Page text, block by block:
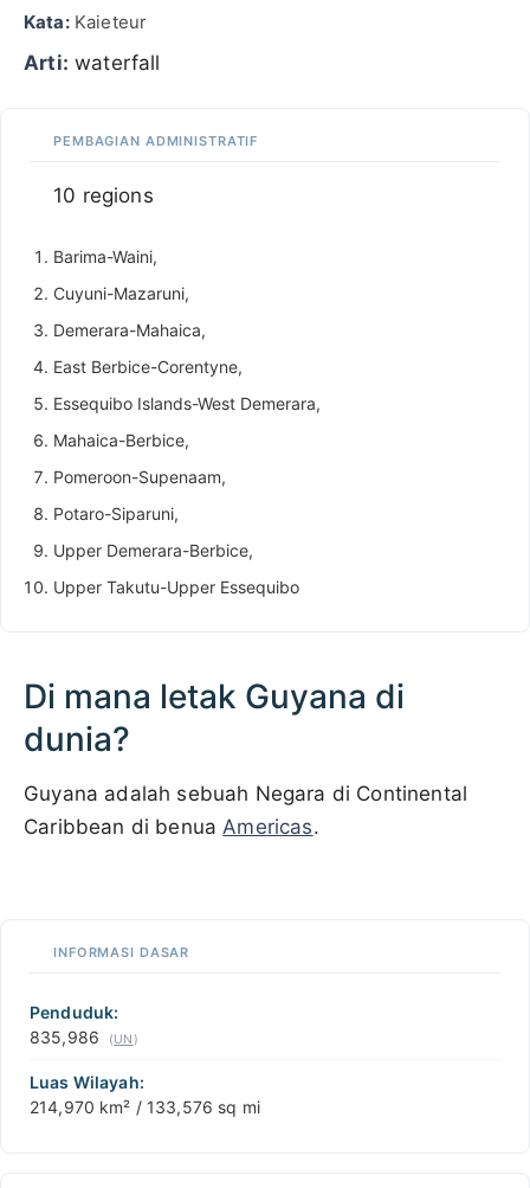
Kata:Kaieteur
Arti: waterfall
PEMBAGIAN ADMINISTRATIF
10 regions
Barima-Waini,
Cuyuni-Mazaruni,
Demerara-Mahaica,
East Berbice-Corentyne,
Essequibo Islands-West Demerara,
Mahaica-Berbice,
Pomeroon-Supenaam,
Potaro-Siparuni,
Upper Demerara-Berbice,
Upper Takutu-Upper Essequibo
Di mana letak Guyana di
dunia?
Guyana adalah sebuah Negara di Continental
Caribbean di benuaAmericas.
500 km / 310.7 mi
−
INFORMASI DASAR
Penduduk:
835,986
(UN)
Luas Wilayah:
214,970 km² / 133,576 sq mi